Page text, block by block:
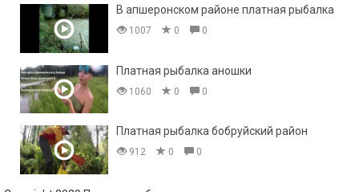
В апшеронском районе платная рыбалка
1007 0 0
Платная рыбалка аношки
1060 0 0
Платная рыбалка бобруйский район
912 0 0